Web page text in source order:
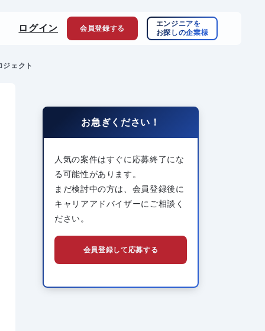
ログイン 会員登録する
エンジニアを
お探しの企業様
ェクト
お急ぎください！
人気の案件はすぐに応募終了にな
る可能性があります。
まだ検討中の方は、会員登録後に
キャリアアドバイザーにご相談く
ださい。
会員登録して応募する